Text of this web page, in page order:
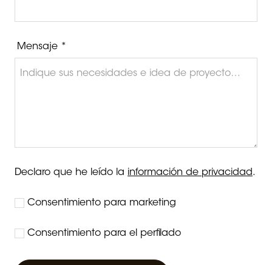
Mensaje *
Declaro que he leído la información de privacidad.
Consentimiento para marketing
Consentimiento para el perfilado